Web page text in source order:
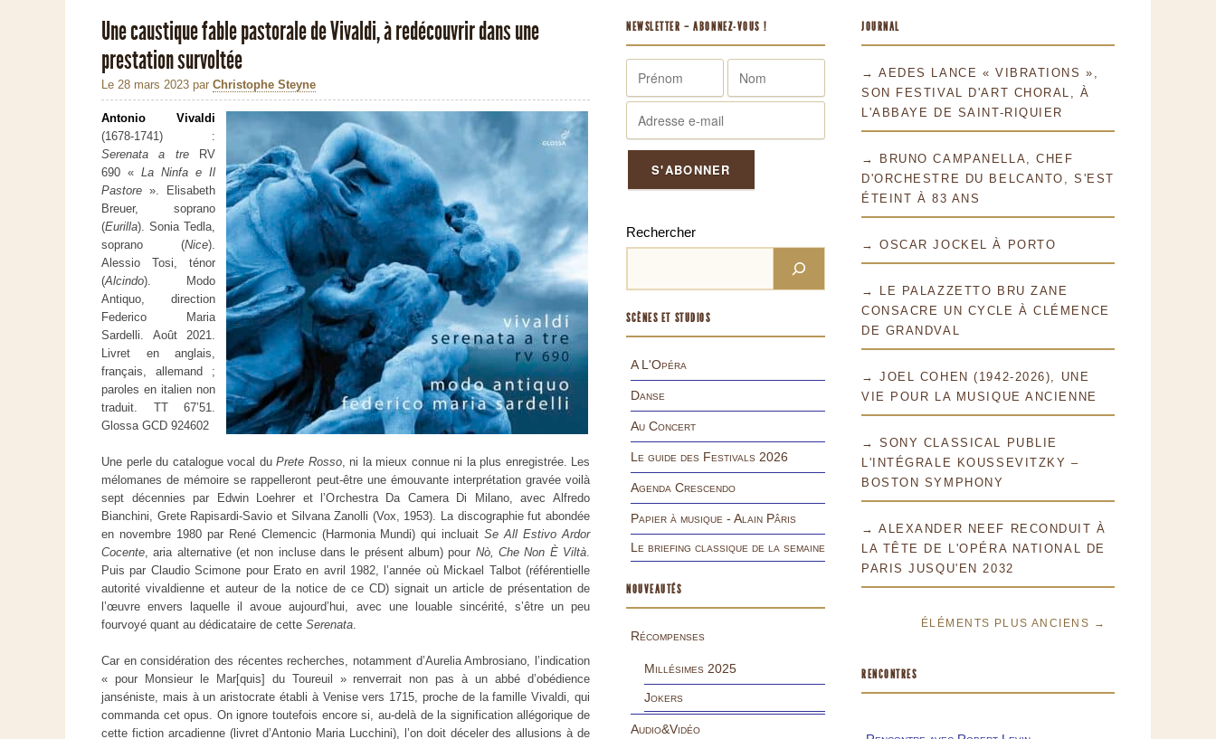
Une caustique fable pastorale de Vivaldi, à redécouvrir dans une
prestation survoltée
Le 28 mars 2023 par Christophe Steyne
Antonio Vivaldi
(1678-1741) :
Serenata a treRV
690 « La Ninfa e Il
Pastore ». Elisabeth
Breuer, soprano
(Eurilla). Sonia Tedla,
soprano (Nice).
Alessio Tosi, ténor
(Alcindo). Modo
Antiquo, direction
Federico Maria
Sardelli. Août 2021.
Livret en anglais,
français, allemand ;
paroles en italien non
traduit. TT 67’51.
Glossa GCD 924602
Une perle du catalogue vocal du Prete Rosso, ni la mieux connue ni la plus enregistrée. Les
mélomanes de mémoire se rappelleront peut-être une émouvante interprétation gravée voilà
sept décennies par Edwin Loehrer et l’Orchestra Da Camera Di Milano, avec Alfredo
Bianchini, Grete Rapisardi-Savio et Silvana Zanolli (Vox, 1953). La discographie fut abondée
en novembre 1980 par René Clemencic (Harmonia Mundi) qui incluaitSe All Estivo Ardor
Cocente, aria alternative (et non incluse dans le présent album) pour Nò, Che Non È Viltà.
Puis par Claudio Scimone pour Erato en avril 1982, l’année où Mickael Talbot (référentielle
autorité vivaldienne et auteur de la notice de ce CD) signait un article de présentation de
l’œuvre envers laquelle il avoue aujourd’hui, avec une louable sincérité, s’être un peu
fourvoyé quant au dédicataire de cette Serenata.
Car en considération des récentes recherches, notamment d’Aurelia Ambrosiano, l’indication
« pour Monsieur le Mar[quis] du Toureuil » renverrait non pas à un abbé d’obédience
janséniste, mais à un aristocrate établi à Venise vers 1715, proche de la famille Vivaldi, qui
commanda cet opus. On ignore toutefois encore si, au-delà de la signification allégorique de
cette fiction arcadienne (livret d’Antonio Maria Lucchini), l’on doit déceler des allusions à de
NEWSLETTER – ABONNEZ-VOUS !
Rechercher
SCÈNES ET STUDIOS
A L'Opéra
Danse
Au Concert
Le guide des Festivals 2026
Agenda Crescendo
Papier à musique - Alain Pâris
Le briefing classique de la semaine
NOUVEAUTÉS
Récompenses
Millésimes 2025
Jokers
Audio&Vidéo
JOURNAL
→ AEDES LANCE « VIBRATIONS »,
SON FESTIVAL D'ART CHORAL, À
L'ABBAYE DE SAINT-RIQUIER
→ BRUNO CAMPANELLA, CHEF
D'ORCHESTRE DU BELCANTO, S'EST
ÉTEINT À 83 ANS
→ OSCAR JOCKEL À PORTO
→ LE PALAZZETTO BRU ZANE
CONSACRE UN CYCLE À CLÉMENCE
DE GRANDVAL
→ JOEL COHEN (1942-2026), UNE
VIE POUR LA MUSIQUE ANCIENNE
→ SONY CLASSICAL PUBLIE
L'INTÉGRALE KOUSSEVITZKY –
BOSTON SYMPHONY
→ ALEXANDER NEEF RECONDUIT À
LA TÊTE DE L'OPÉRA NATIONAL DE
PARIS JUSQU'EN 2032
ÉLÉMENTS PLUS ANCIENS →
RENCONTRES